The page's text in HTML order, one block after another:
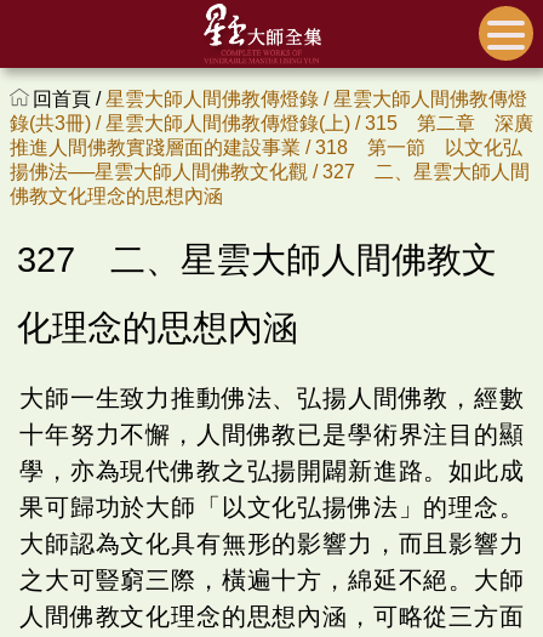
回首頁 /星雲大師人間佛教傳燈錄 /星雲大師人間佛教傳燈
錄(共3冊) /星雲大師人間佛教傳燈錄(上) /315 第二章 深廣
推進人間佛教實踐層面的建設事業 /318 第一節 以文化弘
揚佛法──星雲大師人間佛教文化觀 /327 二、星雲大師人間
佛教文化理念的思想內涵
327 二、星雲大師人間佛教文
化理念的思想內涵
大師一生致力推動佛法、弘揚人間佛教，經數
十年努力不懈，人間佛教已是學術界注目的顯
學，亦為現代佛教之弘揚開闢新進路。如此成
果可歸功於大師「以文化弘揚佛法」的理念。
大師認為文化具有無形的影響力，而且影響力
之大可豎窮三際，橫遍十方，綿延不絕。大師
人間佛教文化理念的思想內涵，可略從三方面